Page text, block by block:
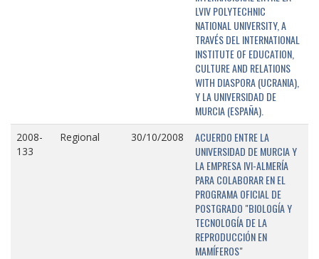
LVIV POLYTECHNIC
NATIONAL UNIVERSITY, A
TRAVÉS DEL INTERNATIONAL
INSTITUTE OF EDUCATION,
CULTURE AND RELATIONS
WITH DIASPORA (UCRANIA),
Y LA UNIVERSIDAD DE
MURCIA (ESPAÑA).
2008-
133
Regional 30/10/2008
ACUERDO ENTRE LA
UNIVERSIDAD DE MURCIA Y
LA EMPRESA IVI-ALMERÍA
PARA COLABORAR EN EL
PROGRAMA OFICIAL DE
POSTGRADO "BIOLOGÍA Y
TECNOLOGÍA DE LA
REPRODUCCIÓN EN
MAMÍFEROS"